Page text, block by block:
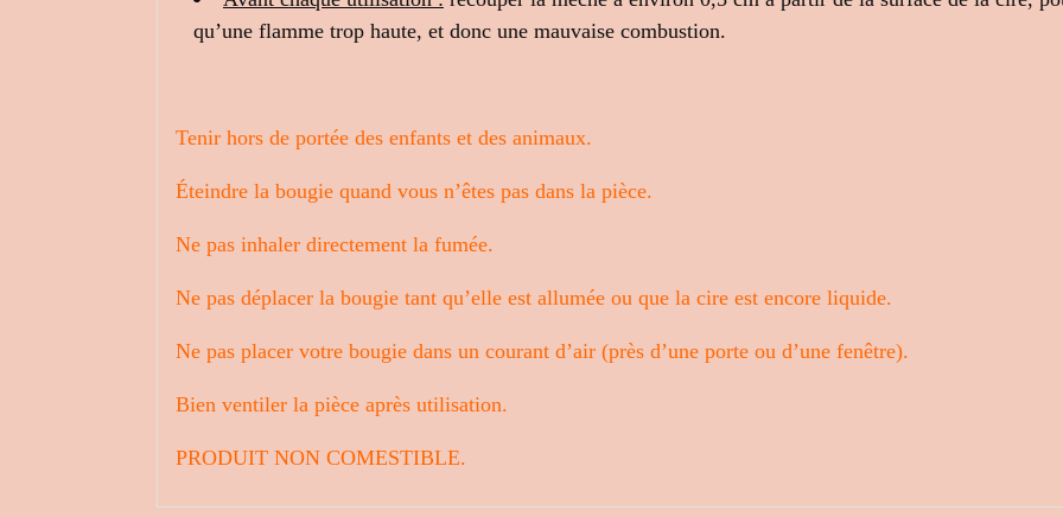
qu’une flamme trop haute, et donc une mauvaise combustion.
Tenir hors de portée des enfants et des animaux.
Éteindre la bougie quand vous n’êtes pas dans la pièce.
Ne pas inhaler directement la fumée.
Ne pas déplacer la bougie tant qu’elle est allumée ou que la cire est encore liquide.
Ne pas placer votre bougie dans un courant d’air (près d’une porte ou d’une fenêtre).
Bien ventiler la pièce après utilisation.
PRODUIT NON COMESTIBLE.